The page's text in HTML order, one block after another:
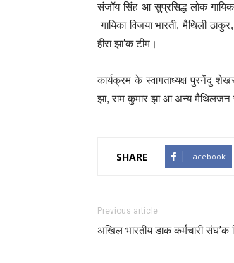
संजॉय सिंह आ सुप्रसिद्ध लोक
गायिका विजया भारती,मैथिली ठाकुर,
हीरा झा’क टीम।
कार्यक्रम के स्वागताध्यक्ष पुरनेंदु
झा,राम कुमार झा आ अन्य
SHARE Facebook
Previous article
अखिल भारतीय डाक कर्मचारी संघ’क